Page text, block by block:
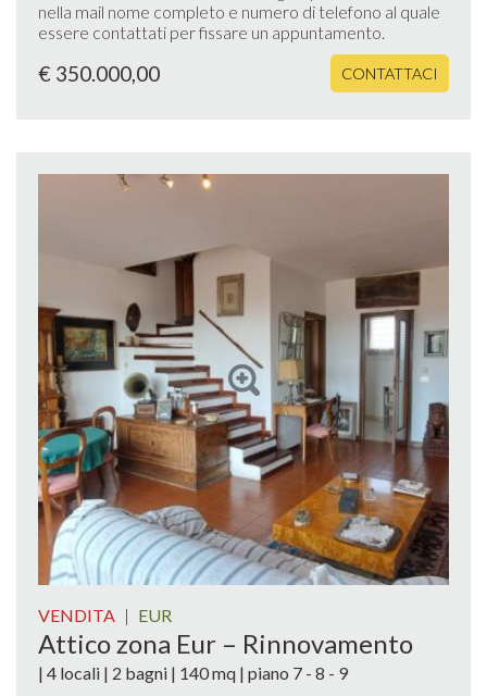
nella mail nome completo e numero di telefono al quale
essere contattati per fissare un appuntamento.
€ 350.000,00 CONTATTACI
VENDITA | EUR
Attico zona Eur – Rinnovamento
| 4 locali | 2 bagni | 140 mq | piano 7 - 8 - 9